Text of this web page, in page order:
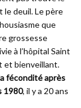
le deuil. Le père
que
grossesse
à l’hôpital Saint
et bienveillant.
fécondité après
1980, il y a 20 ans